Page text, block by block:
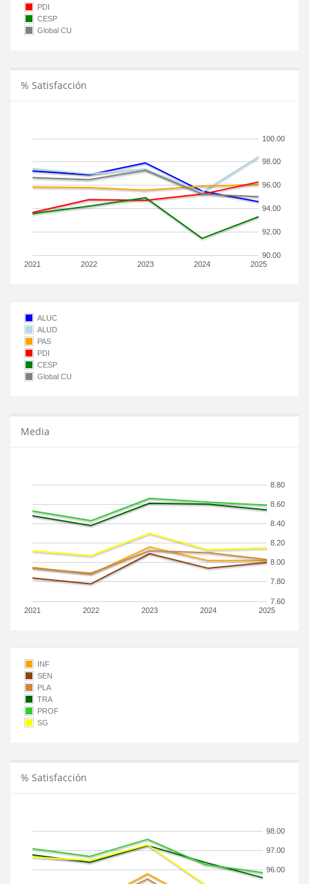
PDI
CESP
Global CU
% Satisfacción
2021 2022 2023 2024 2025
90.00
92.00
94.00
96.00
98.00
100.00
ALUC
ALUD
PAS
PDI
CESP
Global CU
Media
2021 2022 2023 2024 2025
7.60
7.80
8.00
8.20
8.40
8.60
8.80
INF
SEN
PLA
TRA
PROF
SG
% Satisfacción
96.00
97.00
98.00